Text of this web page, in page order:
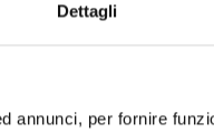
Dettagli
annunci, per fornire